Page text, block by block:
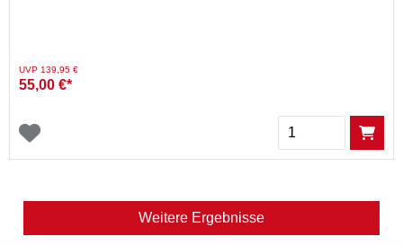
Preis reduziert von
UVP 139,95 €auf
55,00 €*
Menge
Weitere Ergebnisse